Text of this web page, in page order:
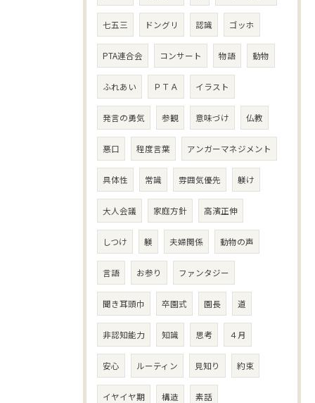
七五三 ドングリ 認識 ゴッホ
PTA連合会 コンサート 物語 動物
ふれあい ＰＴＡ イラスト
発言の勇気 参観 意味づけ 仏教
悪口 程度言葉 アンガーマネジメント
具体性 常識 雰囲気優先 躾け
大人会議 家庭方針 高濱正伸
しつけ 躾 夫婦関係 動物の声
言語 お参り ファンタジー
聞き耳頭巾 卒園式 園長 道
非認知能力 知識 思考 ４月
安心 ルーティン 見知り 約束
イヤイヤ期 構造 素話